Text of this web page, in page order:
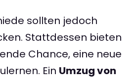
sollten jedoch
Stattdessen bieten
Chance, eine neue
Ein Umzug von